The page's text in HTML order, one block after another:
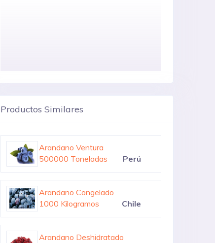
Productos Similares
400000 Toneladas
Estados Unidos